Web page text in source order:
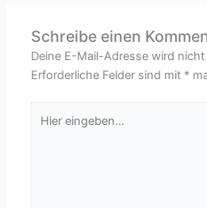
Schreibe einen
Deine E-Mail-Adresse wird
Erforderliche Felder sind mit *
eingeben…